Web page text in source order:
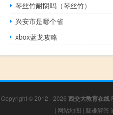
琴丝竹耐阴吗（琴丝竹）
兴安市是哪个省
xbox蓝龙攻略
Copyright © 2012 - 2026 西交大教育在线
| 网站地图 | 疑难解答